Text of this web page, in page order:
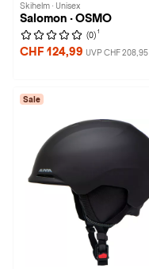
Skihelm · Unisex
Salomon · OSMO
(0) 1
CHF 124,99 UVP CHF 208,95
Sale